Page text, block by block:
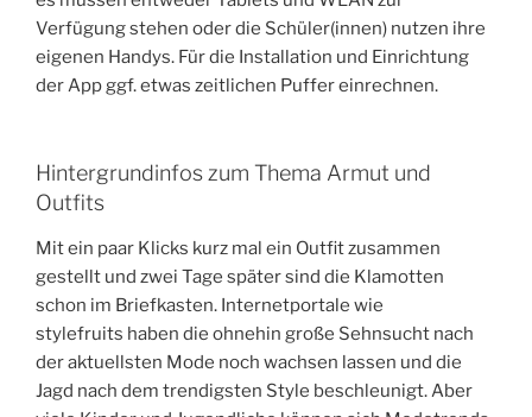
Verfügung stehen oder die Schüler(innen) nutzen ihre
eigenen Handys. Für die Installation und Einrichtung
der App ggf. etwas zeitlichen Puffer einrechnen.
Hintergrundinfos zum Thema Armut und
Outfits
Mit ein paar Klicks kurz mal ein Outfit zusammen
gestellt und zwei Tage später sind die Klamotten
schon im Briefkasten. Internetportale wie
stylefruits haben die ohnehin große Sehnsucht nach
der aktuellsten Mode noch wachsen lassen und die
Jagd nach dem trendigsten Style beschleunigt. Aber